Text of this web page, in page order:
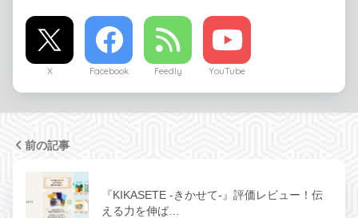
X Facebook Feedly YouTube
前の記事
『KIKASETE -きかせて-』評価レビュー！伝
える力を伸ば…